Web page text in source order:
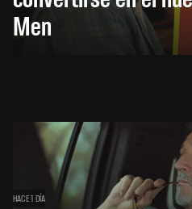
Men
HACE 1 DÍA